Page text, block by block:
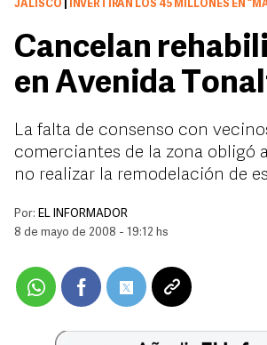
JALISCO INVERTIRÁN LOS 45 MILLONES EN
Cancelan
en Avenida
La falta de consenso con
comerciantes de la zona obligó
no realizar la remodelación de
Por: EL INFORMADOR
8 de mayo de 2008 - 19:12 hs